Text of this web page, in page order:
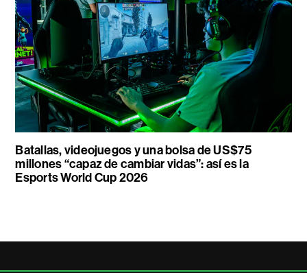
Batallas, videojuegos y una bolsa de US$75
millones “capaz de cambiar vidas”: así es la
Esports World Cup 2026